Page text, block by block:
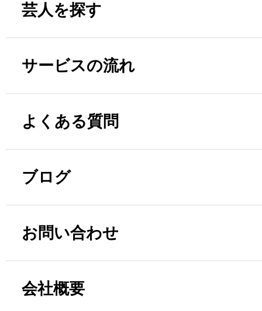
芸人を探す
サービスの流れ
よくある質問
ブログ
お問い合わせ
会社概要